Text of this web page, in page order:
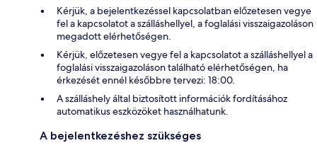
Kérjük, a bejelentkezéssel kapcsolatban előzetesen vegye
fel a kapcsolatot a szálláshellyel, a foglalási visszaigazoláson
megadott elérhetőségen.
Kérjük, előzetesen vegye fel a kapcsolatot a szálláshellyel a
foglalási visszaigazoláson található elérhetőségen, ha
érkezését ennél későbbre tervezi: 18:00.
A szálláshely által biztosított információk fordításához
automatikus eszközöket használhatunk.
A bejelentkezéshez szükséges